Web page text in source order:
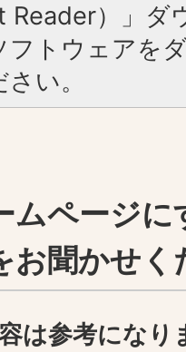
Reader）」ダ
フトウェアを
い。
ムページ
お聞かせく
は参考になり